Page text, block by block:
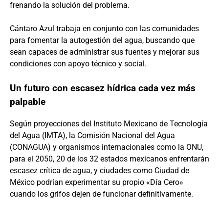
frenando la solución del problema.
Cántaro Azul trabaja en conjunto con las comunidades
para fomentar la autogestión del agua, buscando que
sean capaces de administrar sus fuentes y mejorar sus
condiciones con apoyo técnico y social.
Un futuro con escasez hídrica cada vez más
palpable
Según proyecciones del Instituto Mexicano de Tecnología
del Agua (IMTA), la Comisión Nacional del Agua
(CONAGUA) y organismos internacionales como la ONU,
para el 2050, 20 de los 32 estados mexicanos enfrentarán
escasez crítica de agua, y ciudades como Ciudad de
México podrían experimentar su propio «Día Cero»
cuando los grifos dejen de funcionar definitivamente.